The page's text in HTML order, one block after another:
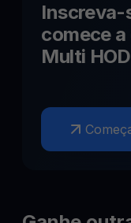
Inscreva-
comece
Multi